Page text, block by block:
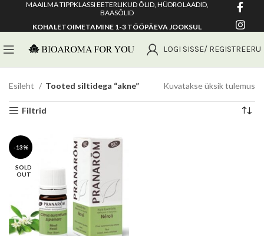
MAAILMA TIPPKLASSI EETERLIKUD ÕLID, HÜDROLAADID,
BAASÕLID
KOHALETOIMETAMINE 1-3 TÖÖPÄEVA JOOKSUL
LOGI SISSE/ REGISTREERU
Esileht Tooted siltidega “akne” Kuvatakse üksik tulemus
Filtrid
-13%
SOLD
OUT